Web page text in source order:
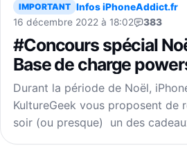
IMPORTANT Infos iPhoneAddict.fr
16 décembre 2022 à 18:02
383
#Concours spécial
Base de charge
de mophie avec
(batterie intégrée) à
Durant la période de Noël,
KultureGeek vous proposent de
soir (ou presque) un des